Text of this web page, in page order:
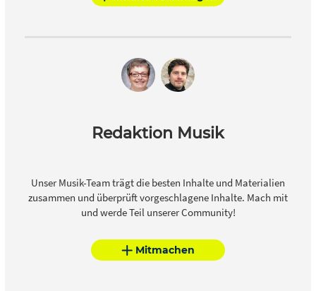
Redaktion Musik
Unser Musik-Team trägt die besten Inhalte und Materialien
zusammen und überprüft vorgeschlagene Inhalte. Mach mit
und werde Teil unserer Community!
Mitmachen